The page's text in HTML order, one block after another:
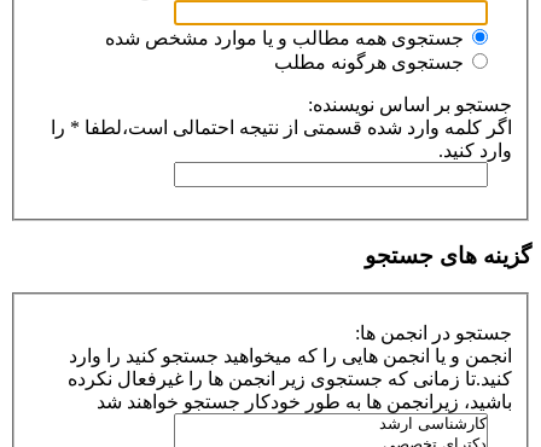
جستجوی همه مطالب و یا موارد مشخص شده
جستجوی هرگونه مطلب
جستجو بر اساس نویسنده:
اگر کلمه وارد شده قسمتی از نتیجه احتمالی است،لطفا * را
وارد کنید.
گزینه های جستجو
جستجو در انجمن ها:
انجمن و یا انجمن هایی را که میخواهید جستجو کنید را وارد
کنید.تا زمانی که جستجوی زیر انجمن ها را غیرفعال نکرده
باشید، زیرانجمن ها به طور خودکار جستجو خواهند شد